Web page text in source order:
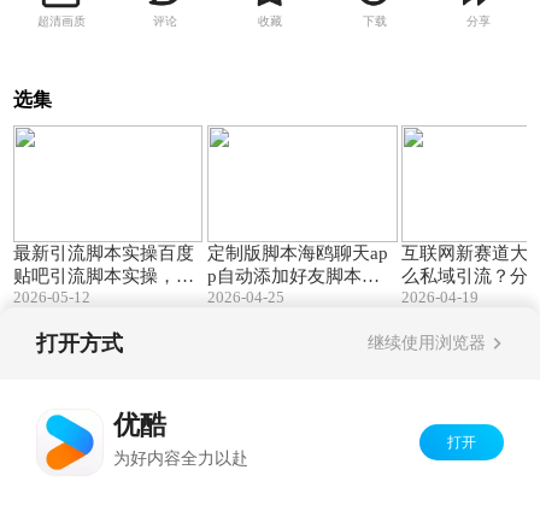
超清画质 评论 收藏 下载 分享
选集
最新引流脚本实操百度
贴吧引流脚本实操，贴
吧自动关注私信引流获
2026-05-12
定制版脚本海鸥聊天ap
p自动添加好友脚本详
细视频分享
2026-04-25
互联网新赛道大
么私域引流？分
号起号引流方法
学分享
2026-04-19
打开方式 继续使用浏览器
优酷
为好内容全力以赴
打开